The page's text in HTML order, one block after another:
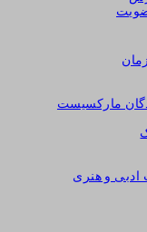
مارکسیست
ادبی و هنری